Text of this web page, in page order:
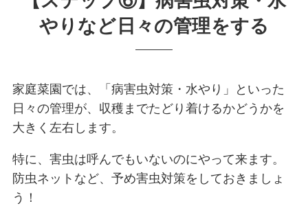
やりなど日々の管理をする
家庭菜園では、「病害虫対策・水やり」といった
日々の管理が、収穫までたどり着けるかどうかを
大きく左右します。
特に、害虫は呼んでもいないのにやって来ます。
防虫ネットなど、予め害虫対策をしておきましょ
う！